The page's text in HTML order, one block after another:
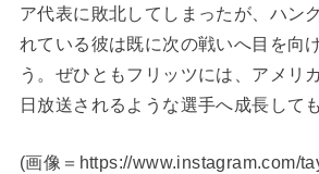
ア代表に敗北してしまったが、ハン
れている彼は既に次の戦いへ目を向
う。ぜひともフリッツには、アメリ
日放送されるような選手へ成長して
(画像＝https://www.instagram.com/